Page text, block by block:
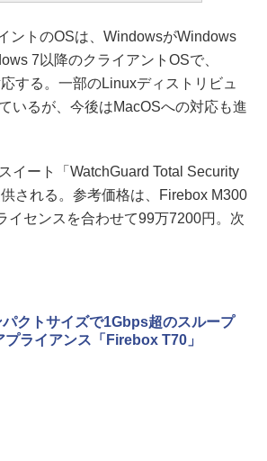
ントのOSは、WindowsがWindows
7以降のクライアントOSで、
する。一部のLinuxディストリビュ
いるが、今後はMacOSへの対応も進
ート「WatchGuard Total Security
される。参考価格は、Firebox M300
イセンスを合わせて99万7200円。次
クトサイズで1Gbps超のスループ
ライアンス「Firebox T70」